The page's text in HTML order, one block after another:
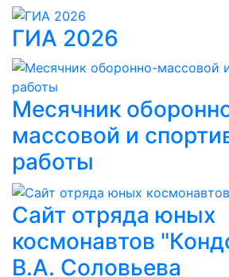
ГИА 2026
Месячник
массовой и
работы
Сайт отряда юных
космонавтов
В.А. Соловьева